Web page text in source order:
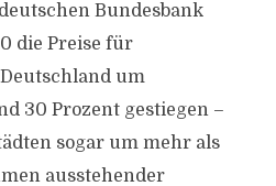
Bundesbank
die Preise für
um
30 Prozent gestiegen –
sogar um mehr als
ausstehender